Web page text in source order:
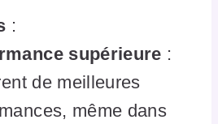
:
supérieure :
de meilleures
même dans